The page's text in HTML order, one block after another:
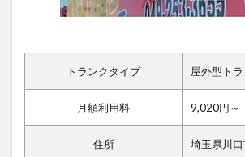
トランクタイプ 屋外型ト
月額利用料 9,020円～
住所 埼玉県川